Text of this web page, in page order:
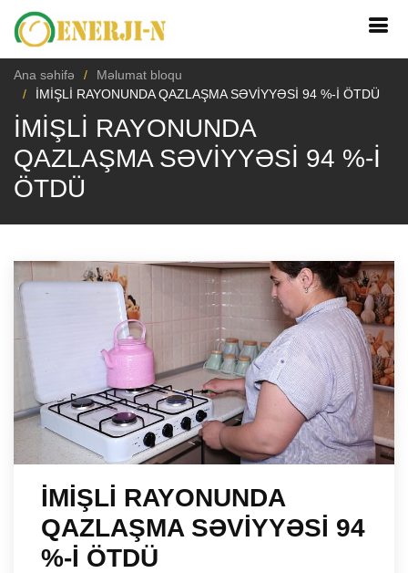
Ana səhifə
Məlumat bloqu
İMİŞLİ RAYONUNDA QAZLAŞMA SƏVİYYƏSİ 94 %-İ ÖTDÜ
İMİŞLİ RAYONUNDA
QAZLAŞMA SƏVİYYƏSİ 94 %-İ
ÖTDÜ
İMİŞLİ RAYONUNDA
QAZLAŞMA SƏVİYYƏSİ 94
%-İ ÖTDÜ